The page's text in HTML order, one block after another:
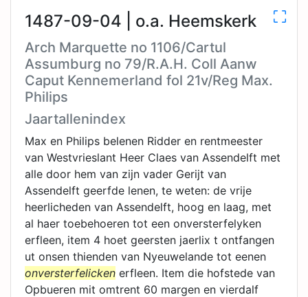
1487-09-04 | o.a. Heemskerk
Arch Marquette no 1106/Cartul
Assumburg no 79/R.A.H. Coll Aanw
Caput Kennemerland fol 21v/Reg Max.
Philips
Jaartallenindex
Max en Philips belenen Ridder en rentmeester
van Westvrieslant Heer Claes van Assendelft met
alle door hem van zijn vader Gerijt van
Assendelft geerfde lenen, te weten: de vrije
heerlicheden van Assendelft, hoog en laag, met
al haer toebehoeren tot een onversterfelyken
erfleen, item 4 hoet geersten jaerlix t ontfangen
ut onsen thienden van Nyeuwelande tot eenen
onversterfelicken erfleen. Item die hofstede van
Opbueren mit omtrent 60 margen en vierdalf